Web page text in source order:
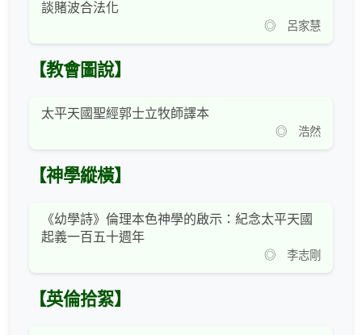
談賭波合法化
◎ 呂家慧
【教會圖說】
太平天國聖經郭士立牧師譯本
◎ 浩然
【神學縱橫】
《幼學詩》倫理本色神學的啟示：紀念太平天國
起義一百五十週年
◎ 李志剛
【英倫拾絮】